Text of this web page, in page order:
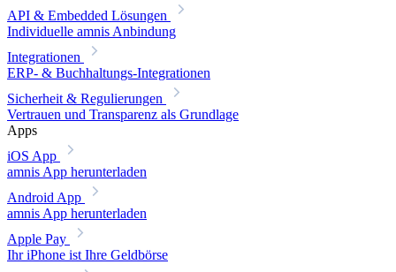
API & Embedded Lösungen
Individuelle amnis Anbindung
Integrationen
ERP- & Buchhaltungs-Integrationen
Sicherheit & Regulierungen
Vertrauen und Transparenz als Grundlage
Apps
iOS App
amnis App herunterladen
Android App
amnis App herunterladen
Apple Pay
Ihr iPhone ist Ihre Geldbörse